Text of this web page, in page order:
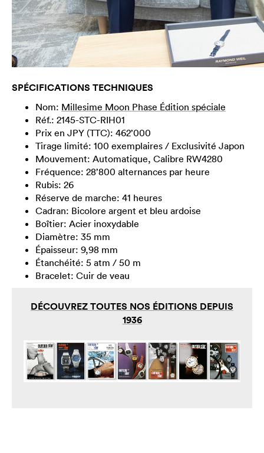
SPÉCIFICATIONS TECHNIQUES
Nom: Millesime Moon Phase Édition spéciale
Réf.: 2145-STC-RIH01
Prix en JPY (TTC): 462’000
Tirage limité: 100 exemplaires / Exclusivité Japon
Mouvement: Automatique, Calibre RW4280
Fréquence: 28’800 alternances par heure
Rubis: 26
Réserve de marche: 41 heures
Cadran: Bicolore argent et bleu ardoise
Boîtier: Acier inoxydable
Diamètre: 35 mm
Épaisseur: 9,98 mm
Étanchéité: 5 atm / 50 m
Bracelet: Cuir de veau
DÉCOUVREZ TOUTES NOS ÉDITIONS DEPUIS
1936